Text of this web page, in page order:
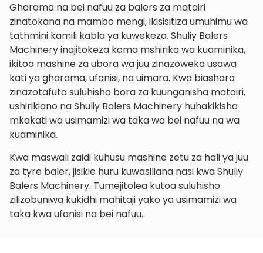
Gharama na bei nafuu za balers za matairi
zinatokana na mambo mengi, ikisisitiza umuhimu wa
tathmini kamili kabla ya kuwekeza. Shuliy Balers
Machinery inajitokeza kama mshirika wa kuaminika,
ikitoa mashine za ubora wa juu zinazoweka usawa
kati ya gharama, ufanisi, na uimara. Kwa biashara
zinazotafuta suluhisho bora za kuunganisha matairi,
ushirikiano na Shuliy Balers Machinery huhakikisha
mkakati wa usimamizi wa taka wa bei nafuu na wa
kuaminika.
Kwa maswali zaidi kuhusu mashine zetu za hali ya juu
za tyre baler, jisikie huru kuwasiliana nasi kwa Shuliy
Balers Machinery. Tumejitolea kutoa suluhisho
zilizobuniwa kukidhi mahitaji yako ya usimamizi wa
taka kwa ufanisi na bei nafuu.